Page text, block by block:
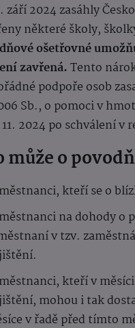
září 2024 zasáhly
některé školy,
ošetřovné
zavřená.Tento
podpoře osob
Sb., o pomoci v
2024 po schválení v
může o
kteří se o
na dohody o
v tzv.
kteří v
mohou i tak
v řadě před tímto